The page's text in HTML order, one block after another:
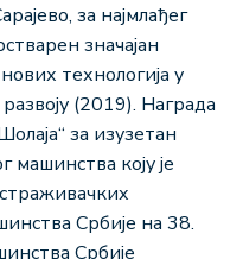
за најмлађег
значајан
технологија у
(2019). Награда
за изузетан
машинства коју је
Србије на 38.
Србије